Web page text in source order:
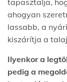
tapasztalja,
ahogyan
lassabb, a
kiszárítja a
Ilyenkor a
pedig a